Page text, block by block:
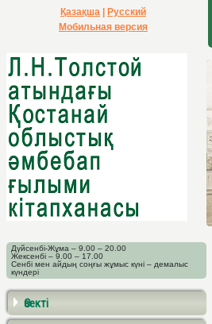
Қазақша
Русский
Мобильная версия
Дүйсенбі-Жұма – 9.00 – 20.00
Жексенбі – 9.00 – 17.00
Сенбі мен айдың соңғы жұмыс күні – демалыс
күндері
Өзекті